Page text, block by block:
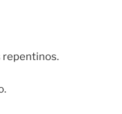
repentinos.